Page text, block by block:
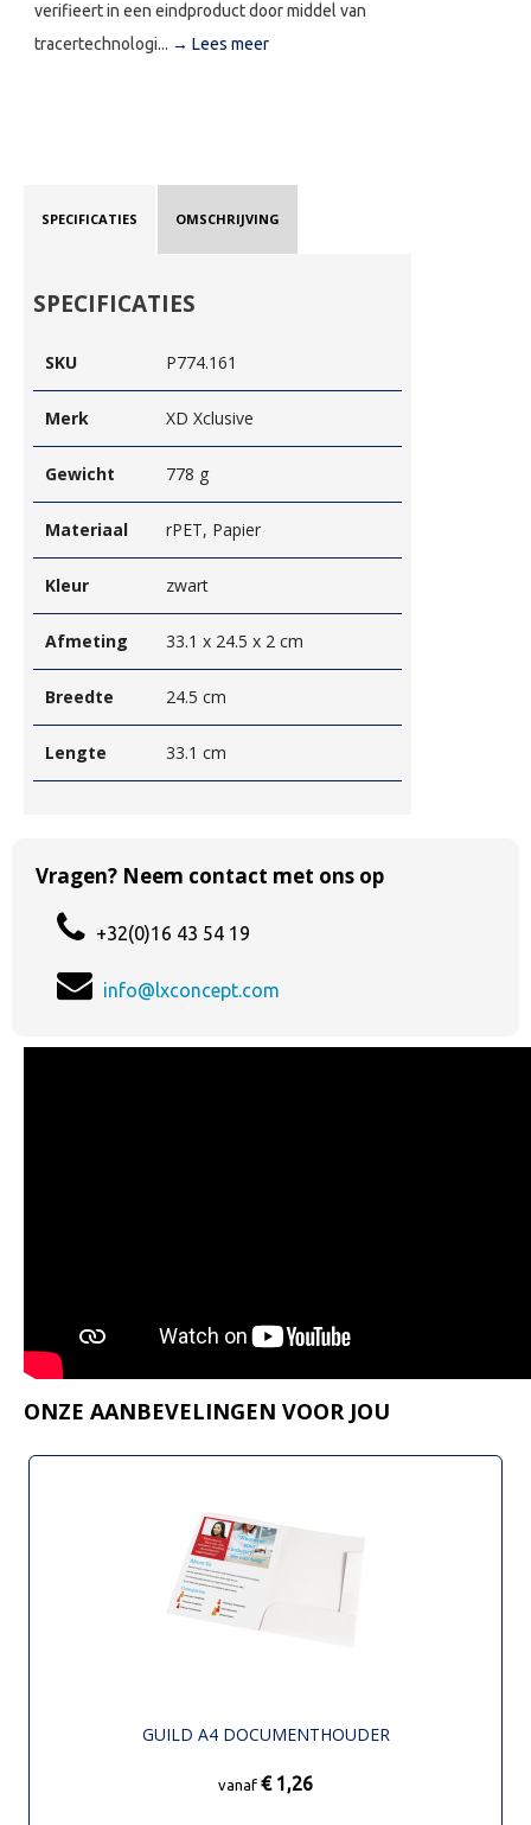
verifieert in een eindproduct door middel van
tracertechnologi... → Lees meer
SPECIFICATIES OMSCHRIJVING
SPECIFICATIES
SKU P774.161
Merk XD Xclusive
Gewicht 778 g
Materiaal rPET, Papier
Kleur zwart
Afmeting 33.1 x 24.5 x 2 cm
Breedte 24.5 cm
Lengte 33.1 cm
Vragen? Neem contact met ons op
+32(0)16 43 54 19
info@lxconcept.com
ONZE AANBEVELINGEN VOOR JOU
GUILD A4 DOCUMENTHOUDER
vanaf € 1,26